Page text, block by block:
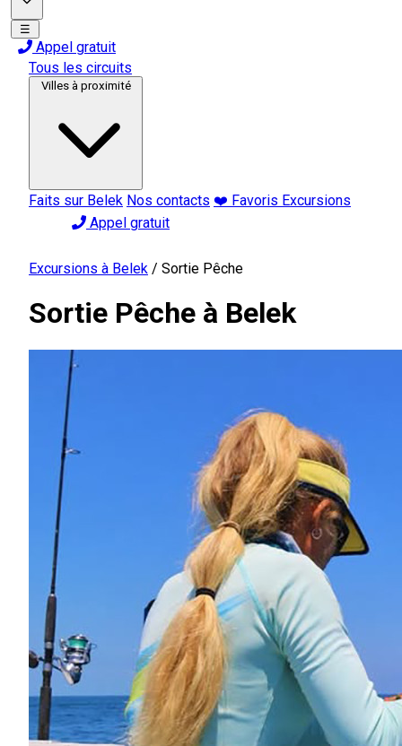
☰
Appel gratuit
Tous les circuits
Villes à proximité
Faits sur Belek Nos contacts ❤️ Favoris Excursions
Appel gratuit
Excursions à Belek / Sortie Pêche
Sortie Pêche à Belek